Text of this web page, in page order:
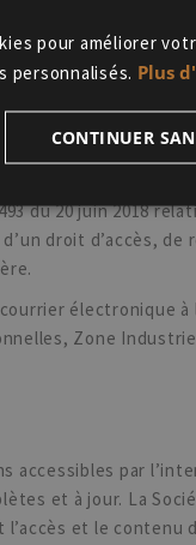
son Site,
sur la protection
de données
de
du 20 juin 2018
droit d’accès,
électronique à
Zone
accessibles par
et à jour. La
et le contenu
pour améliorer
personnalisés. Plus
CONTINUER